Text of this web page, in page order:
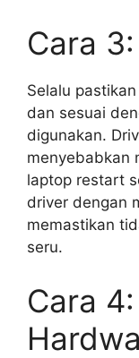
Cara
Selalu
dan sesuai
digunakan.
menyebabkan
laptop restart
driver dengan
memastikan
seru.
Cara